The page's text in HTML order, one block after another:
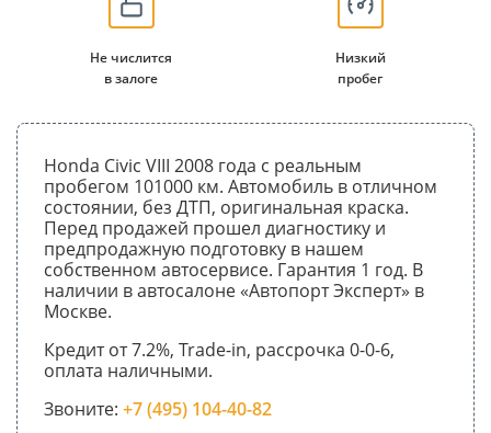
Не числится
в залоге
Низкий
пробег
Honda Civic VIII 2008 года с реальным
пробегом 101000 км. Автомобиль в отличном
состоянии, без ДТП, оригинальная краска.
Перед продажей прошел диагностику и
предпродажную подготовку в нашем
собственном автосервисе. Гарантия 1 год. В
наличии в автосалоне «Автопорт Эксперт» в
Москве.
Кредит от 7.2%, Trade-in, рассрочка 0-0-6,
оплата наличными.
Звоните: +7 (495) 104-40-82